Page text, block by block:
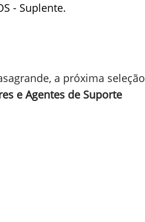
- Suplente.
a próxima seleção
e Agentes de Suporte